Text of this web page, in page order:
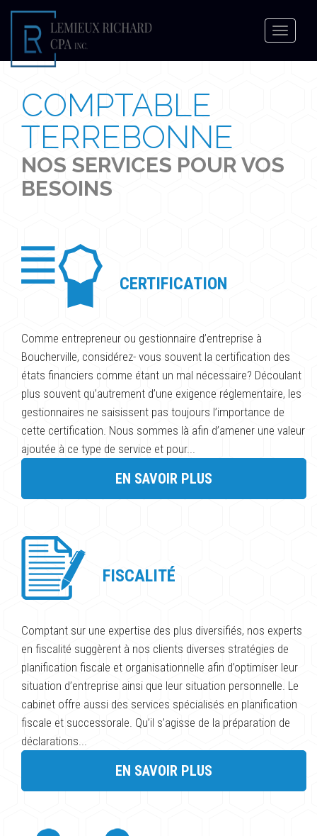
Toggle
COMPTABLE
TERREBONNE
NOS SERVICES POUR VOS
BESOINS
CERTIFICATION
Comme entrepreneur ou gestionnaire d’entreprise à
Boucherville, considérez- vous souvent la certification des
états financiers comme étant un mal nécessaire? Découlant
plus souvent qu’autrement d’une exigence réglementaire, les
gestionnaires ne saisissent pas toujours l’importance de
cette certification. Nous sommes là afin d’amener une valeur
ajoutée à ce type de service et pour...
EN SAVOIR PLUS
FISCALITÉ
Comptant sur une expertise des plus diversifiés, nos experts
en fiscalité suggèrent à nos clients diverses stratégies de
planification fiscale et organisationnelle afin d’optimiser leur
situation d’entreprise ainsi que leur situation personnelle. Le
cabinet offre aussi des services spécialisés en planification
fiscale et successorale. Qu’il s’agisse de la préparation de
déclarations...
EN SAVOIR PLUS